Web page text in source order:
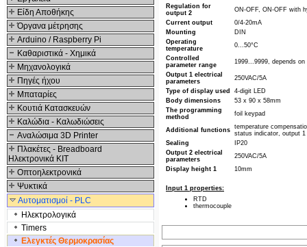
Είδη Αποθήκης
Όργανα μέτρησης
Arduino / Raspberry Pi
Καθαριστικά - Χημικά
Μηχανολογικά
Πηγές ήχου
Μπαταρίες
Κουτιά Κατασκευών
Καλώδια - Καλωδιώσεις
Αναλώσιμα 3D Printer
Πλακέτες - Breadboard
Ηλεκτρονικά ΚΙΤ
Οπτοηλεκτρονικά
Ψυκτικά
Αυτοματισμοί - PLC
Ηλεκτρολογικά
Timers
Ελεγκτές Θερμοκρασίας
Regulation for
output 2
ON-OFF, ON-OFF with
Current output
0/4-20mA
Mounting
DIN
Operating
temperature
0...50°C
Controlled
parameter range
1999...9999, depends
Output 1 electrical
parameters
250VAC/5A
Type of display used
4-digit LED
Body dimensions
53 x 90 x 58mm
The programming
method
foil keypad
Additional functions temperature
status indicator, output
Sealing
IP20
Output 2 electrical
parameters
250VAC/5A
Display height 1
10mm
Input 1 properties:
RTD
thermocouple